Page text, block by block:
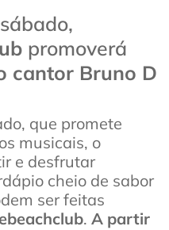
promoverá
cantor Bruno D
que promete
musicais, o
e desfrutar
cheio de sabor
ser feitas
. A partir